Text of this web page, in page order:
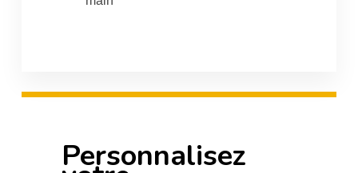
Personnalisez